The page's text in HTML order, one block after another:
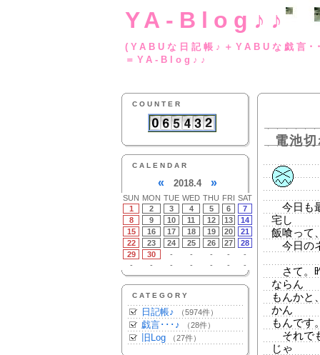
YA-Blog♪♪
(YABUな日記帳♪
＝YA-Blog♪♪
COUNTER
CALENDAR
« 2018.4 »
SUN MON TUE WED THU FRI SAT
1
2 3 4 5 6
7
8
9 10 11 12 13
14
15
16 17 18 19 20
21
22
23 24 25 26 27
28
29
30 - - - -
-
-
- - - - - -
CATEGORY
日記帳♪ （5974件）
戯言･･･♪ （28件）
旧Log （27件）
電池
今日も
宅し
飯喰って
今日の
さて。
ならん
もんかと
かん
もんです
それで
じゃ